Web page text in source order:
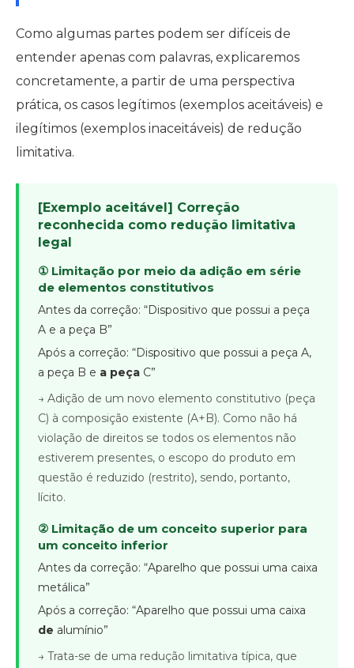
Como algumas partes podem ser difíceis de
entender apenas com palavras, explicaremos
concretamente, a partir de uma perspectiva
prática, os casos legítimos (exemplos aceitáveis) e
ilegítimos (exemplos inaceitáveis) de redução
limitativa.
[Exemplo aceitável] Correção
reconhecida como redução limitativa
legal
① Limitação por meio da adição em série
de elementos constitutivos
Antes da correção: “Dispositivo que possui a peça
A e a peça B”
Após a correção: “Dispositivo que possui a peça A,
a peça B e a peça C”
→ Adição de um novo elemento constitutivo (peça
C) à composição existente (A+B). Como não há
violação de direitos se todos os elementos não
estiverem presentes, o escopo do produto em
questão é reduzido (restrito), sendo, portanto,
lícito.
② Limitação de um conceito superior para
um conceito inferior
Antes da correção: “Aparelho que possui uma caixa
metálica”
Após a correção: “Aparelho que possui uma caixa
de alumínio”
→ Trata-se de uma redução limitativa típica, que